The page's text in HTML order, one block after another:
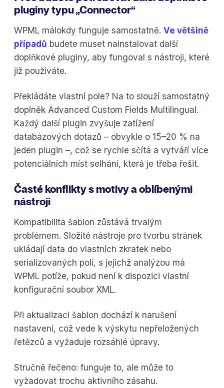
pluginy typu „Connector“
WPML málokdy funguje samostatně. Ve většině
případů budete muset nainstalovat další
doplňkové pluginy, aby fungoval s nástroji, které
již používáte.
Překládáte vlastní pole? Na to slouží samostatný
doplněk Advanced Custom Fields Multilingual.
Každý další plugin zvyšuje zatížení
databázových dotazů – obvykle o 15–20 % na
jeden plugin –, což se rychle sčítá a vytváří více
potenciálních míst selhání, která je třeba řešit.
Časté konflikty s motivy a oblíbenými
nástroji
Kompatibilita šablon zůstává trvalým
problémem. Složité nástroje pro tvorbu stránek
ukládají data do vlastních zkratek nebo
serializovaných polí, s jejichž analýzou má
WPML potíže, pokud není k dispozici vlastní
konfigurační soubor XML.
Při aktualizaci šablon dochází k narušení
nastavení, což vede k výskytu nepřeložených
řetězců a vyžaduje rozsáhlé úpravy.
Stručně řečeno: funguje to, ale může to
vyžadovat trochu aktivního zásahu.